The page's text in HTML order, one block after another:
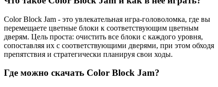
Color Block Jam - это увлекательная игра-головоломка, где вы
перемещаете цветные блоки к соответствующим цветным
дверям. Цель проста: очистить все блоки с каждого уровня,
сопоставляя их с соответствующими дверями, при этом обходя
препятствия и стратегически планируя свои ходы.
Где можно скачать Color Block Jam?